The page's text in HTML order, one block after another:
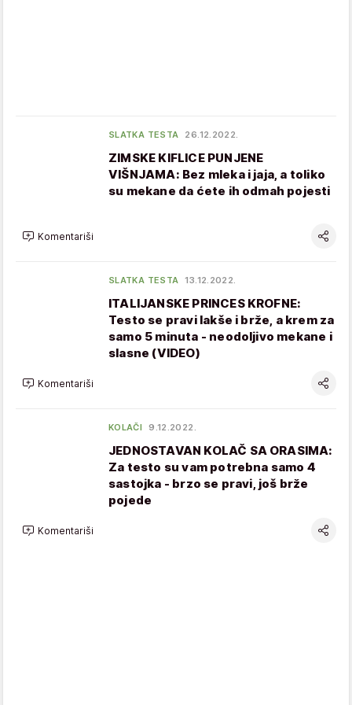
SLATKA TESTA 26.12.2022.
ZIMSKE KIFLICE PUNJENE
VIŠNJAMA: Bez mleka i jaja, a toliko
su mekane da ćete ih odmah pojesti
Komentariši
SLATKA TESTA 13.12.2022.
ITALIJANSKE PRINCES KROFNE:
Testo se pravi lakše i brže, a krem za
samo 5 minuta - neodoljivo mekane i
slasne (VIDEO)
Komentariši
KOLAČI 9.12.2022.
JEDNOSTAVAN KOLAČ SA ORASIMA:
Za testo su vam potrebna samo 4
sastojka - brzo se pravi, još brže
pojede
Komentariši